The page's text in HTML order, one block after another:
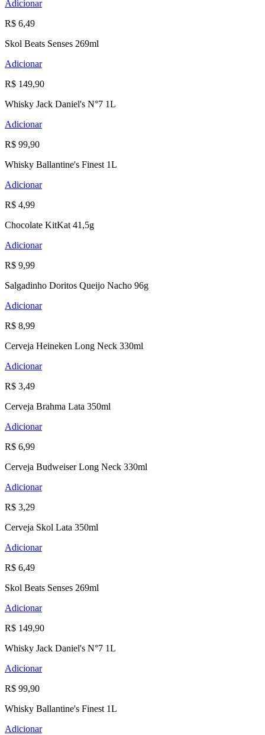
Adicionar
R$ 6,49
Skol Beats Senses 269ml
Adicionar
R$ 149,90
Whisky Jack Daniel's N°7 1L
Adicionar
R$ 99,90
Whisky Ballantine's Finest 1L
Adicionar
R$ 4,99
Chocolate KitKat 41,5g
Adicionar
R$ 9,99
Salgadinho Doritos Queijo Nacho 96g
Adicionar
R$ 8,99
Cerveja Heineken Long Neck 330ml
Adicionar
R$ 3,49
Cerveja Brahma Lata 350ml
Adicionar
R$ 6,99
Cerveja Budweiser Long Neck 330ml
Adicionar
R$ 3,29
Cerveja Skol Lata 350ml
Adicionar
R$ 6,49
Skol Beats Senses 269ml
Adicionar
R$ 149,90
Whisky Jack Daniel's N°7 1L
Adicionar
R$ 99,90
Whisky Ballantine's Finest 1L
Adicionar